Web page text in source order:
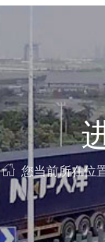
您当前所在位